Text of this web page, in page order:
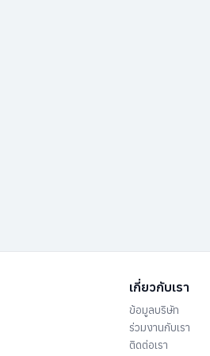
เกี่ยวกับเรา
ข้อมูลบริษัท
ร่วมงานกับเรา
ติดต่อเรา